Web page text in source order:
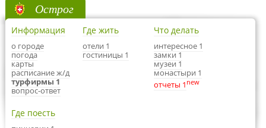
Острог
Информация
о городе
погода
карты
расписание ж/д
турфирмы 1
вопрос-ответ
Где жить
отели 1
гостиницы 1
Что делать
интересное 1
замки 1
музеи 1
монастыри 1
отчеты 1 new
Где поесть